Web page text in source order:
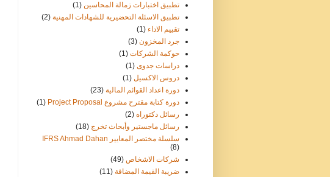
تطبيق اختبارات زمالة المحاسين (1)
تطبيق الاسئلة التحضيرية للشهادات المهنية (2)
تقييم الاداء (1)
جرد المخزون (3)
حوكمة الشركات (1)
دراسات جدوى (1)
دروس الاكسيل (1)
دورة اعداد القوائم المالية (23)
دورة كتابة مقترح مشروع Project Proposal
(1)
رسائل دكتوراه (2)
رسائل ماجستير وأبحاث تخرج (18)
سلسلة مختصر المعايير IFRS Ahmad Dahan
(8)
شركات الاشخاص (49)
ضريبة القيمة المضافة (11)